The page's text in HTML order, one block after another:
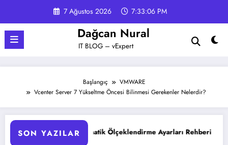
7 Ağustos 2026 7:33:07 PM
Dağcan Nural
IT BLOG – vExpert
Başlangıç
VMWARE
Vcenter Server 7 Yükseltme Öncesi Bilinmesi Gerekenler Nelerdir?
SON YAZILAR
Otomatik Ölçeklendirme Ayarları Rehberi Google